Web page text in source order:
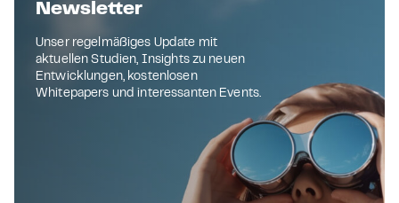
Newsletter
Unser regelmäßiges Update mit
aktuellen Studien, Insights zu neuen
Entwicklungen, kostenlosen
Whitepapers und interessanten Events.